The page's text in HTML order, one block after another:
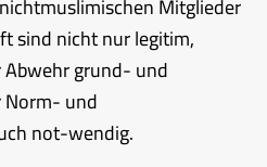
sind nicht nur legitim,
grund- und
und
not-wendig.